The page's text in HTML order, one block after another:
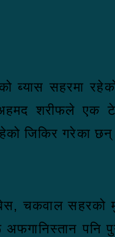
ब्यास सहरमा
शरीफले एक
जिकिर गरेका
चकवाल सहरको